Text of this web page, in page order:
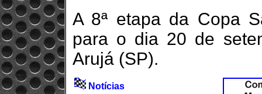
A 8ª etapa da Copa
para o dia 20 de
Arujá (SP).
Notícias